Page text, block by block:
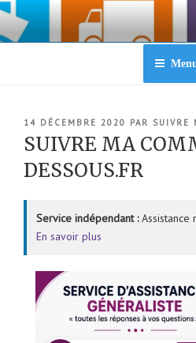
Aller
contenu
PUBLIÉ
LE
14 DÉCEMBRE 2020 PAR SUIVRE
SUIVRE MA
DESSOUS.FR
Service indépendant :Assistance
En savoir plus